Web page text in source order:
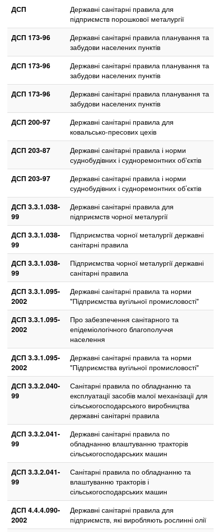
ДСП
Державні санітарні правила для
підприємств порошкової металургії
ДСП 173-96
Державні санітарні правила планування та
забудови населених пунктів
ДСП 173-96
Державні санітарні правила планування та
забудови населених пунктів
ДСП 173-96
Державні санітарні правила планування та
забудови населених пунктів
ДСП 200-97
Державні санітарні правила для
ковальсько-пресових цехів
ДСП 203-87
Державні санітарні правила і норми
суднобудівних і судноремонтних об'єктів
ДСП 203-97
Державні санітарні правила і норми
суднобудівних і судноремонтних об’єктів
ДСП 3.3.1.038-
99
Державні санітарні правила для
підприємств чорної металургії
ДСП 3.3.1.038-
99
Підприємства чорної металургії державні
санітарні правила
ДСП 3.3.1.038-
99
Підприємства чорної металургії державні
санітарні правила
ДСП 3.3.1.095-
2002
Державні санітарні правила та норми
"Підприємства вугільної промисловості"
ДСП 3.3.1.095-
2002
Про забезпечення санітарного та
епідеміологічного благополуччя
населення
ДСП 3.3.1.095-
2002
Державні санітарні правила та норми
"Підприємства вугільної промисловості"
ДСП 3.3.2.040-
99
Санітарні правила по обладнанню та
експлуатації засобів малої механізації для
сільськогосподарського виробництва
державні санітарні правила
ДСП 3.3.2.041-
99
Державні санітарні правила по
обладнанню влаштуванню тракторів
сільськогосподарських машин
ДСП 3.3.2.041-
99
Санітарні правила по обладнанню та
влаштуванню тракторів і
сільськогосподарських машин
ДСП 4.4.4.090-
2002
Державні санітарні правила для
підприємств, які виробляють рослинні олії